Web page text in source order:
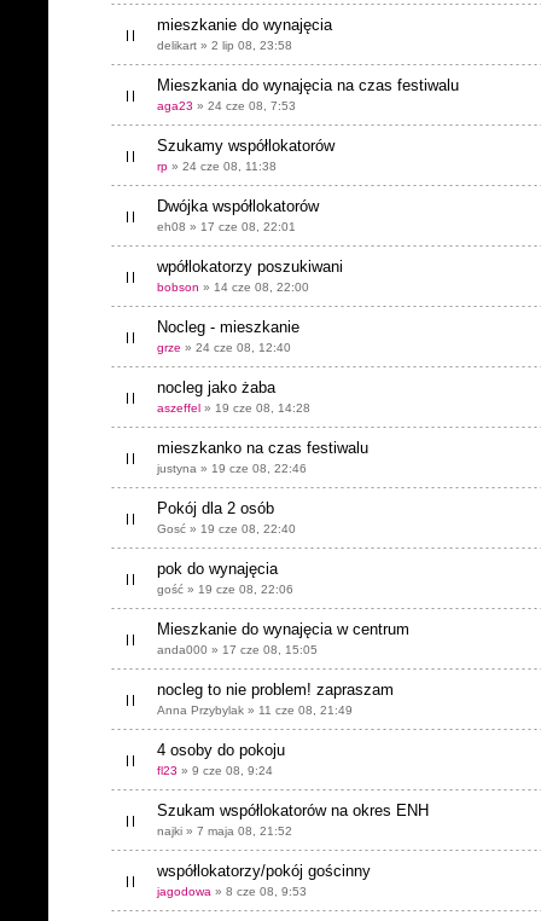
mieszkanie do wynajęcia
delikart » 2 lip 08, 23:58
Mieszkania do wynajęcia na czas festiwalu
aga23 » 24 cze 08, 7:53
Szukamy współlokatorów
rp » 24 cze 08, 11:38
Dwójka współlokatorów
eh08 » 17 cze 08, 22:01
wpółlokatorzy poszukiwani
bobson » 14 cze 08, 22:00
Nocleg - mieszkanie
grze » 24 cze 08, 12:40
nocleg jako żaba
aszeffel » 19 cze 08, 14:28
mieszkanko na czas festiwalu
justyna » 19 cze 08, 22:46
Pokój dla 2 osób
Gosć » 19 cze 08, 22:40
pok do wynajęcia
gość » 19 cze 08, 22:06
Mieszkanie do wynajęcia w centrum
anda000 » 17 cze 08, 15:05
nocleg to nie problem! zapraszam
Anna Przybylak » 11 cze 08, 21:49
4 osoby do pokoju
fl23 » 9 cze 08, 9:24
Szukam współlokatorów na okres ENH
najki » 7 maja 08, 21:52
współlokatorzy/pokój gościnny
jagodowa » 8 cze 08, 9:53